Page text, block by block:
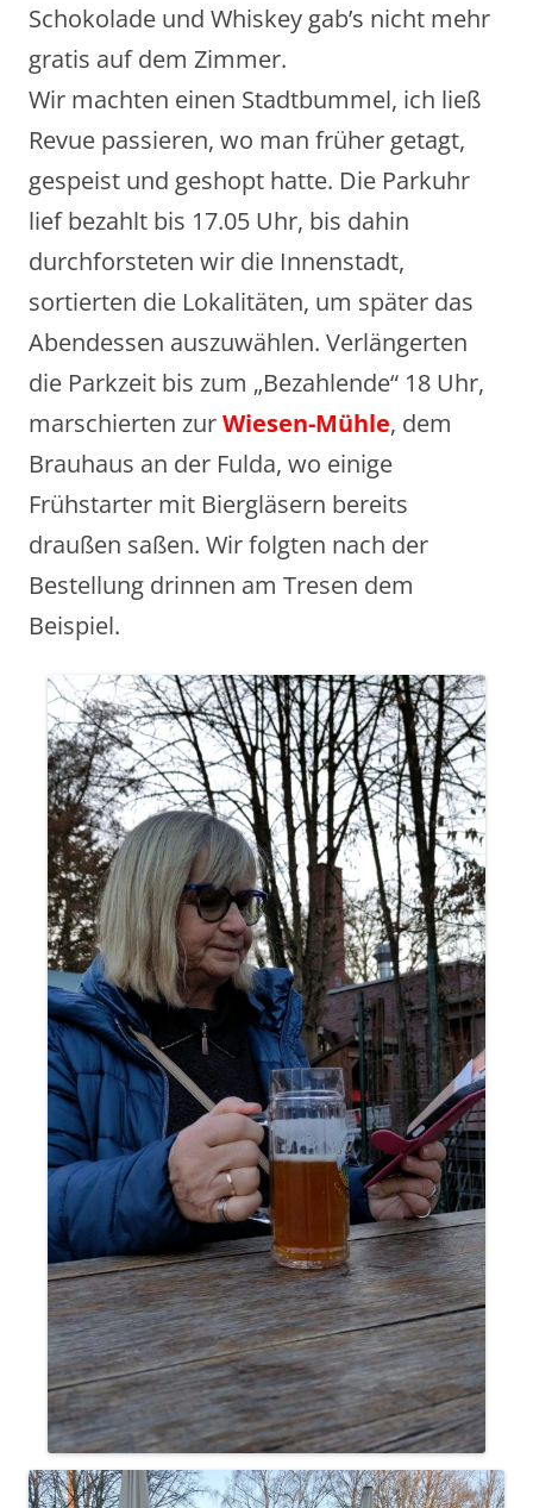
Schokolade und Whiskey gab’s nicht mehr
gratis auf dem Zimmer.
Wir machten einen Stadtbummel, ich ließ
Revue passieren, wo man früher getagt,
gespeist und geshopt hatte. Die Parkuhr
lief bezahlt bis 17.05 Uhr, bis dahin
durchforsteten wir die Innenstadt,
sortierten die Lokalitäten, um später das
Abendessen auszuwählen. Verlängerten
die Parkzeit bis zum „Bezahlende“ 18 Uhr,
marschierten zurWiesen-Mühle, dem
Brauhaus an der Fulda, wo einige
Frühstarter mit Biergläsern bereits
draußen saßen. Wir folgten nach der
Bestellung drinnen am Tresen dem
Beispiel.